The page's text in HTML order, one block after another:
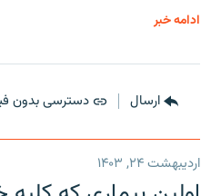
ادامه خبر
ارسال دسترسی بدون
اردیبهشت ۲۴, ۱۴۰۳